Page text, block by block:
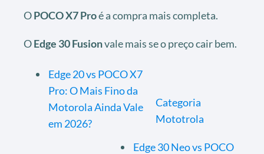
OPOCO X7 Proé a compra mais completa.
OEdge 30 Fusionvale mais se o preço cair bem.
Edge 20 vs POCO X7
Pro: O Mais Fino da
Motorola Ainda Vale
em 2026?
Edge 30 Neo vs POCO
Categoria
Mototrola